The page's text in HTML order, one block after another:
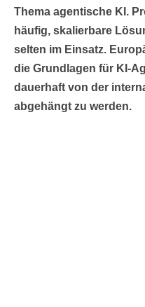
Thema agentische KI.
häufig, skalierbare
selten im Einsatz.
die Grundlagen für KI-
dauerhaft von der
abgehängt zu werden.